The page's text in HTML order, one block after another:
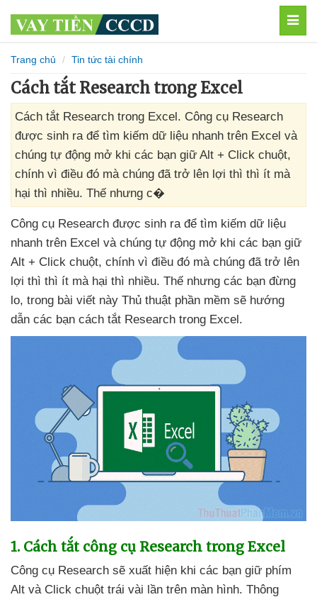
Trang chủ Tin tức tài chính
Cách tắt Research trong Excel
Cách tắt Research trong Excel. Công cụ Research
được sinh ra để tìm kiếm dữ liệu nhanh trên Excel và
chúng tự động mở khi các bạn giữ Alt + Click chuột,
chính vì điều đó mà chúng đã trở lên lợi thì thì ít mà
hại thì nhiều. Thế nhưng c�
Công cụ Research được sinh ra để tìm kiếm dữ liệu
nhanh trên Excel và chúng tự động mở khi các bạn giữ
Alt + Click chuột, chính vì điều đó mà chúng đã trở lên
lợi thì thì ít mà hại thì nhiều. Thế nhưng các bạn đừng
lo, trong bài viết này Thủ thuật phần mềm sẽ hướng
dẫn các bạn cách tắt Research trong Excel.
1. Cách tắt công cụ Research trong Excel
Công cụ Research sẽ xuất hiện khi các bạn giữ phím
Alt và Click chuột trái vài lần trên màn hình. Thông